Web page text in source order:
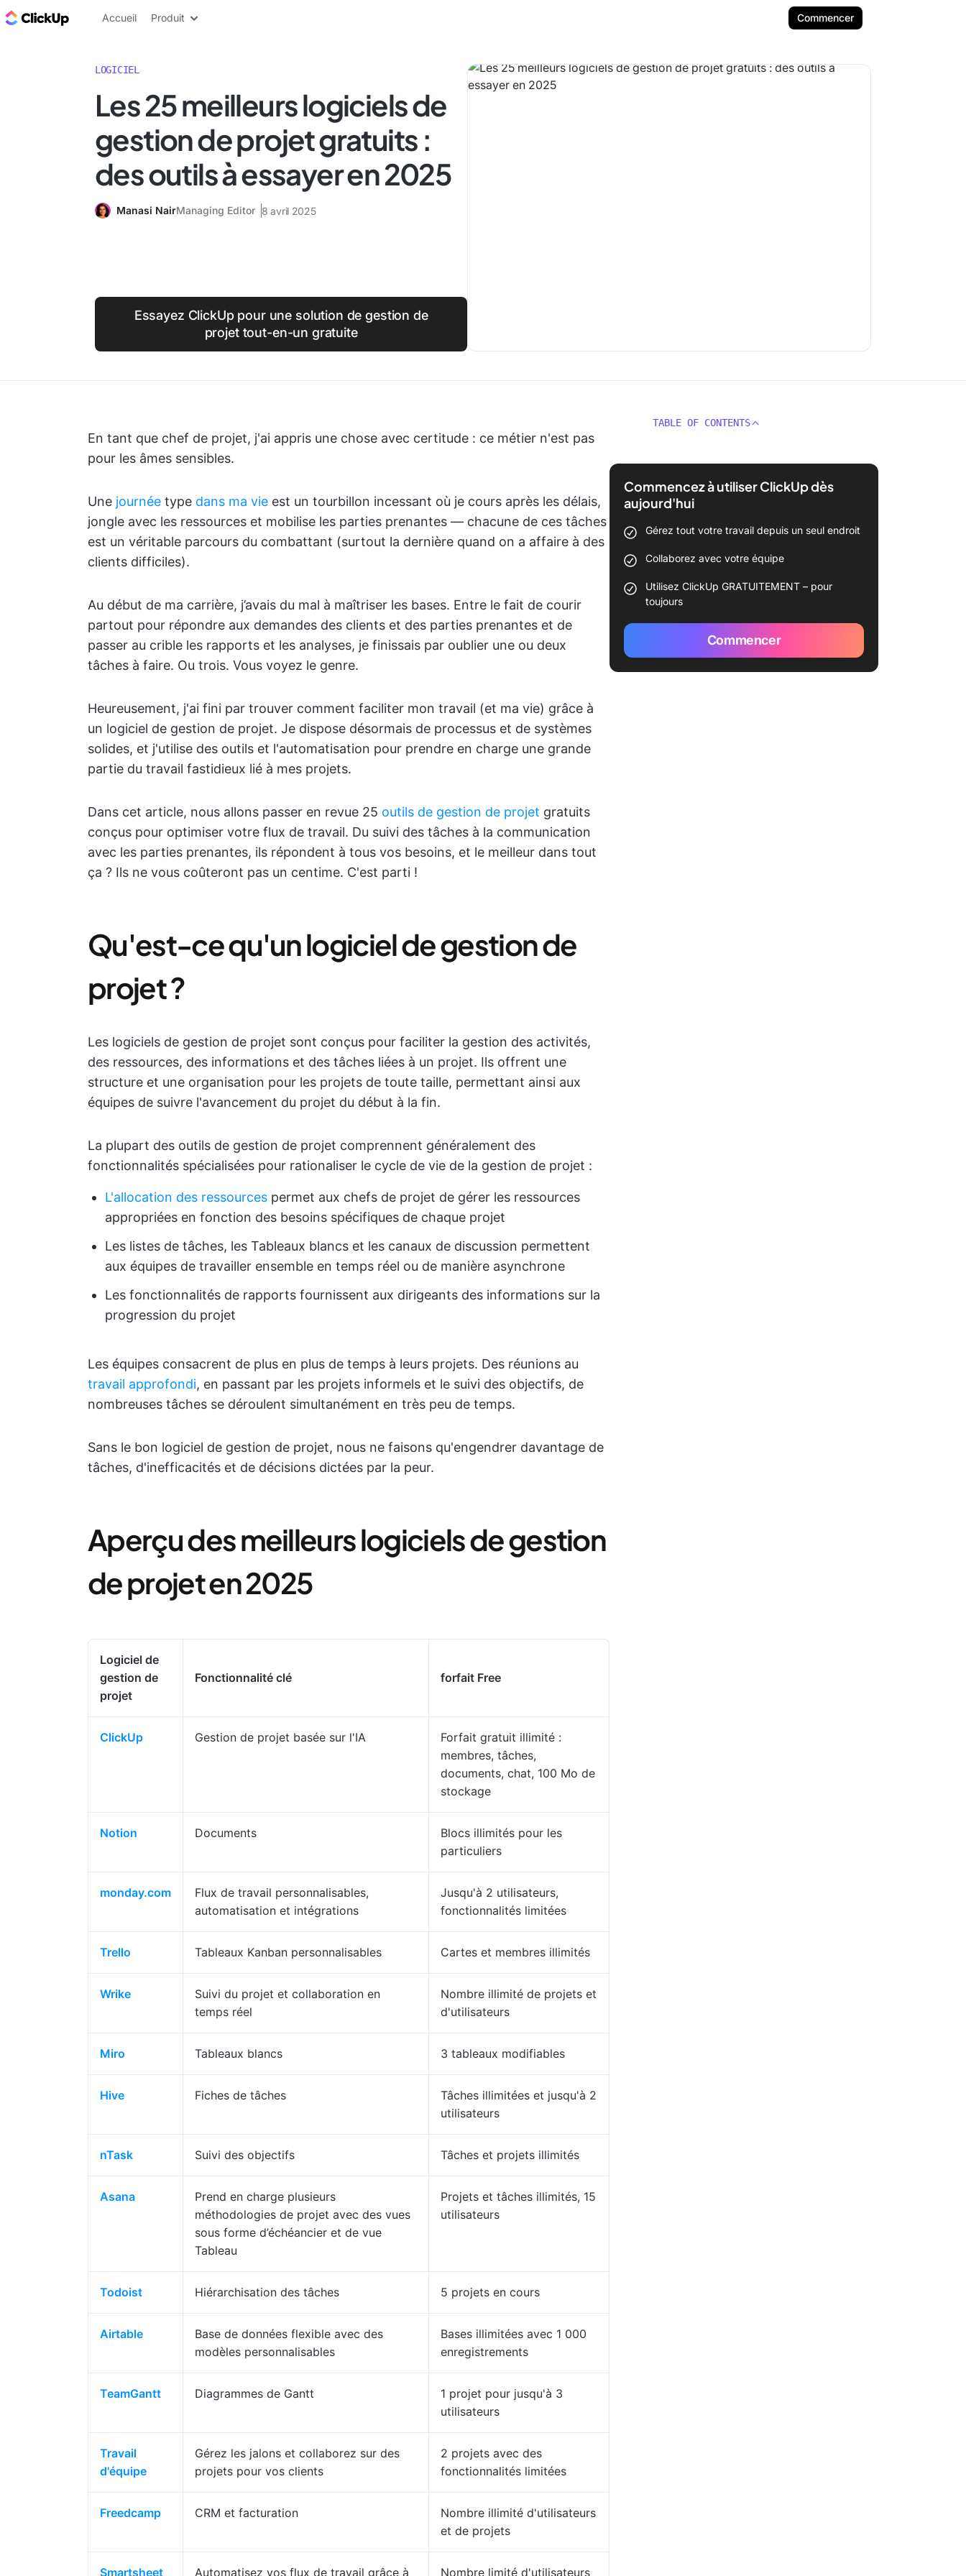
ClickUp Blog
Accueil Produit Commencer
LOGICIEL
Les 25 meilleurs logiciels de
gestion de projet gratuits :
des outils à essayer en 2025
Manasi NairManaging Editor 8 avril 2025
Essayez ClickUp pour une solution de gestion de
projet tout-en-un gratuite
En tant que chef de projet, j'ai appris une chose avec certitude : ce métier n'est pas
pour les âmes sensibles.
Une journée type dans ma vie est un tourbillon incessant où je cours après les délais,
jongle avec les ressources et mobilise les parties prenantes — chacune de ces tâches
est un véritable parcours du combattant (surtout la dernière quand on a affaire à des
clients difficiles).
Au début de ma carrière, j’avais du mal à maîtriser les bases. Entre le fait de courir
partout pour répondre aux demandes des clients et des parties prenantes et de
passer au crible les rapports et les analyses, je finissais par oublier une ou deux
tâches à faire. Ou trois. Vous voyez le genre.
Heureusement, j'ai fini par trouver comment faciliter mon travail (et ma vie) grâce à
un logiciel de gestion de projet. Je dispose désormais de processus et de systèmes
solides, et j'utilise des outils et l'automatisation pour prendre en charge une grande
partie du travail fastidieux lié à mes projets.
Dans cet article, nous allons passer en revue 25 outils de gestion de projet gratuits
conçus pour optimiser votre flux de travail. Du suivi des tâches à la communication
avec les parties prenantes, ils répondent à tous vos besoins, et le meilleur dans tout
ça ? Ils ne vous coûteront pas un centime. C'est parti !
Qu'est-ce qu'un logiciel de gestion de
projet ?
Les logiciels de gestion de projet sont conçus pour faciliter la gestion des activités,
des ressources, des informations et des tâches liées à un projet. Ils offrent une
structure et une organisation pour les projets de toute taille, permettant ainsi aux
équipes de suivre l'avancement du projet du début à la fin.
La plupart des outils de gestion de projet comprennent généralement des
fonctionnalités spécialisées pour rationaliser le cycle de vie de la gestion de projet :
L'allocation des ressources permet aux chefs de projet de gérer les ressources
appropriées en fonction des besoins spécifiques de chaque projet
Les listes de tâches, les Tableaux blancs et les canaux de discussion permettent
aux équipes de travailler ensemble en temps réel ou de manière asynchrone
Les fonctionnalités de rapports fournissent aux dirigeants des informations sur la
progression du projet
Les équipes consacrent de plus en plus de temps à leurs projets. Des réunions au
travail approfondi, en passant par les projets informels et le suivi des objectifs, de
nombreuses tâches se déroulent simultanément en très peu de temps.
Sans le bon logiciel de gestion de projet, nous ne faisons qu'engendrer davantage de
tâches, d'inefficacités et de décisions dictées par la peur.
Aperçu des meilleurs logiciels de gestion
de projet en 2025
Logiciel de
gestion de
projet
Fonctionnalité clé forfait Free
ClickUp Gestion de projet basée sur l'IA
Forfait gratuit illimité :
membres, tâches,
documents, chat, 100 Mo de
stockage
Notion Documents
Blocs illimités pour les
particuliers
monday.com
Flux de travail personnalisables,
automatisation et intégrations
Jusqu'à 2 utilisateurs,
fonctionnalités limitées
Trello Tableaux Kanban personnalisables Cartes et membres illimités
Wrike
Suivi du projet et collaboration en
temps réel
Nombre illimité de projets et
d'utilisateurs
Miro Tableaux blancs 3 tableaux modifiables
Hive Fiches de tâches
Tâches illimitées et jusqu'à 2
utilisateurs
nTask Suivi des objectifs Tâches et projets illimités
Asana
Prend en charge plusieurs
méthodologies de projet avec des vues
sous forme d’échéancier et de vue
Tableau
Projets et tâches illimités, 15
utilisateurs
Todoist Hiérarchisation des tâches 5 projets en cours
Airtable
Base de données flexible avec des
modèles personnalisables
Bases illimitées avec 1 000
enregistrements
TeamGantt Diagrammes de Gantt
1 projet pour jusqu'à 3
utilisateurs
Travail
d'équipe
Gérez les jalons et collaborez sur des
projets pour vos clients
2 projets avec des
fonctionnalités limitées
Freedcamp CRM et facturation
Nombre illimité d'utilisateurs
et de projets
Smartsheet Automatisez vos flux de travail grâce à Nombre limité d'utilisateurs
TABLE OF CONTENTS
Commencez à utiliser ClickUp dès
aujourd'hui
Gérez tout votre travail depuis un seul endroit
Collaborez avec votre équipe
Utilisez ClickUp GRATUITEMENT – pour
toujours
Commencer